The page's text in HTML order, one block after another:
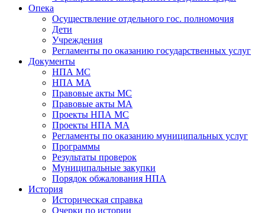
Опека
Осуществление отдельного гос. полномочия
Дети
Учреждения
Регламенты по оказанию государственных услуг
Документы
НПА МС
НПА МА
Правовые акты МС
Правовые акты МА
Проекты НПА МС
Проекты НПА МА
Регламенты по оказанию муниципальных услуг
Программы
Результаты проверок
Муниципальные закупки
Порядок обжалования НПА
История
Историческая справка
Очерки по истории